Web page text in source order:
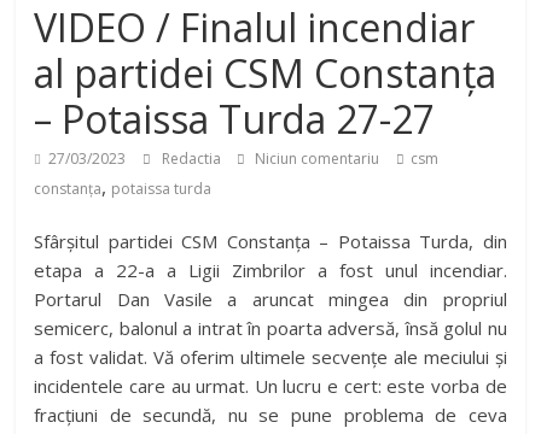
VIDEO / Finalul incendiar
al partidei CSM Constanța
– Potaissa Turda 27-27
27/03/2023 Redactia Niciun comentariu
csm
constanța, potaissa turda
Sfârșitul partidei CSM Constanța – Potaissa Turda, din
etapa a 22-a a Ligii Zimbrilor a fost unul incendiar.
Portarul Dan Vasile a aruncat mingea din propriul
semicerc, balonul a intrat în poarta adversă, însă golul nu
a fost validat. Vă oferim ultimele secvențe ale meciului și
incidentele care au urmat. Un lucru e cert: este vorba de
fracțiuni de secundă, nu se pune problema de ceva